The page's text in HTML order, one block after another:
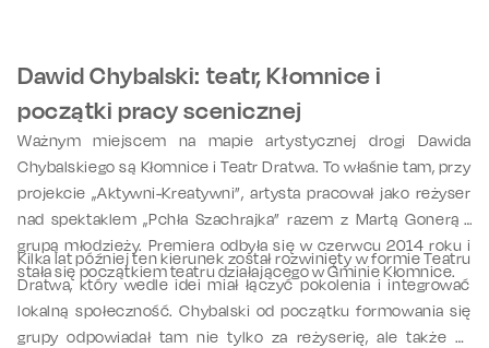
Dawid Chybalski: teatr, Kłomnice i
początki pracy scenicznej
Ważnym miejscem na mapie artystycznej drogi Dawida
Chybalskiego są Kłomnice i Teatr Dratwa. To właśnie tam, przy
projekcie „Aktywni-Kreatywni”, artysta pracował jako reżyser
nad spektaklem „Pchła Szachrajka” razem z Martą Gonerą i
grupą młodzieży. Premiera odbyła się w czerwcu 2014 roku i
stała się początkiem teatru działającego w Gminie Kłomnice.
Kilka lat później ten kierunek został rozwinięty w formie Teatru
Dratwa, który wedle idei miał łączyć pokolenia i integrować
lokalną społeczność. Chybalski od początku formowania się
grupy odpowiadał tam nie tylko za reżyserię, ale także za